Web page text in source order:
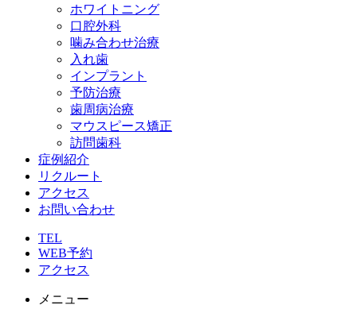
ホワイトニング
口腔外科
噛み合わせ治療
入れ歯
インプラント
予防治療
歯周病治療
マウスピース矯正
訪問歯科
症例紹介
リクルート
アクセス
お問い合わせ
TEL
WEB予約
アクセス
メニュー